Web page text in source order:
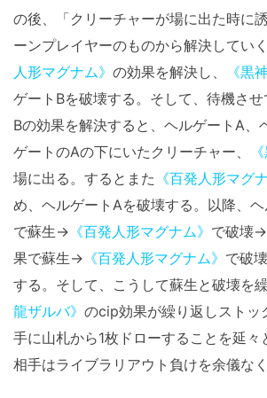
の後、「クリーチャーが場に出た時に
ーンプレイヤーのものから解決していく
人形マグナム》 の効果を解決し、 《黒
ゲートBを破壊する。そして、待機させ
Bの効果を解決すると、ヘルゲートA、
ゲートのAの下にいたクリーチャー、
場に出る。するとまた 《百発人形マグ
め、ヘルゲートAを破壊する。以降、
で蘇生→ 《百発人形マグナム》 で破壊
果で蘇生→ 《百発人形マグナム》 で破
する。そして、こうして蘇生と破壊を
龍ザルバ》 のcip効果が繰り返しストッ
手に山札から1枚ドローすることを延々
相手はライブラリアウト負けを余儀なく